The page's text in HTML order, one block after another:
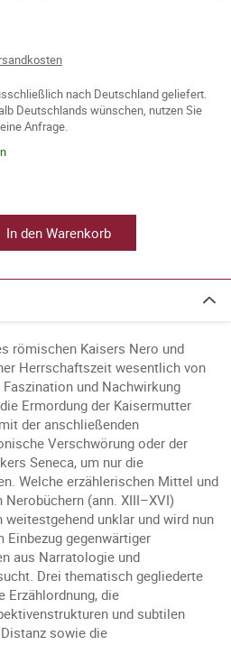
nach Deutschland geliefert.
Deutschlands wünschen, nutzen Sie
Anfrage.
In den Warenkorb
römischen Kaisers Nero und
Herrschaftszeit wesentlich von
und Nachwirkung
Ermordung der Kaisermutter
der anschließenden
Verschwörung oder der
Seneca, um nur die
Welche erzählerischen Mittel und
(ann. XIII–XVI)
unklar und wird nun
gegenwärtiger
aus Narratologie und
Drei thematisch gegliederte
Erzählordnung, die
und subtilen
sowie die